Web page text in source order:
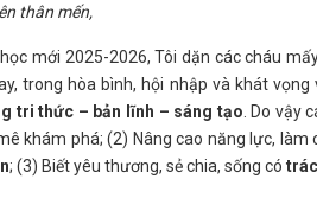
thân mến,
mới 2025-2026, Tôi dặn các cháu
trong hòa bình, hội nhập và khát
tri thức – bản lĩnh – sáng tạo . Do vậy
khám phá; (2) Nâng cao năng lực, làm
; (3) Biết yêu thương, sẻ chia, sống có